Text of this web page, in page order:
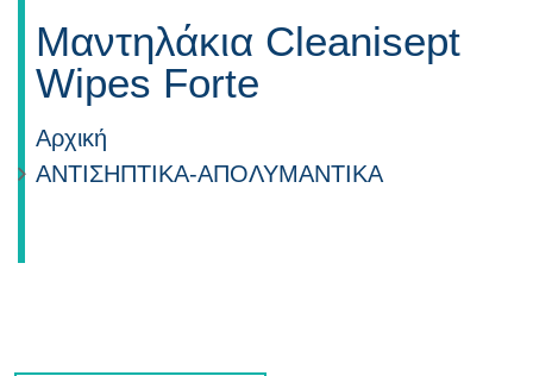
Μαντηλάκια Cleanisept
Wipes Forte
Αρχική
ΑΝΤΙΣΗΠΤΙΚΑ-ΑΠΟΛΥΜΑΝΤΙΚΑ